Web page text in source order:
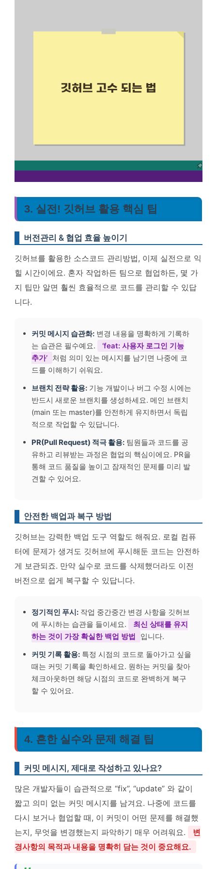
3. 실전! 깃허브 활용 핵심 팁
버전관리 & 협업 효율 높이기
깃허브를 활용한 소스코드 관리방법, 이제 실전으로 익
힐 시간이에요. 혼자 작업하든 팀으로 협업하든, 몇 가
지 팁만 알면 훨씬 효율적으로 코드를 관리할 수 있답
니다.
커밋 메시지 습관화: 변경 내용을 명확하게 기록하
는 습관은 필수예요.
‘feat: 사용자 로그인 기능
추가’ 처럼 의미 있는 메시지를 남기면 나중에 코
드를 이해하기 쉬워요.
브랜치 전략 활용: 기능 개발이나 버그 수정 시에는
반드시 새로운 브랜치를 생성하세요. 메인 브랜치
(main 또는 master)를 안전하게 유지하면서 독립
적으로 작업할 수 있답니다.
PR(Pull Request) 적극 활용: 팀원들과 코드를 공
유하고 리뷰받는 과정은 협업의 핵심이에요. PR을
통해 코드 품질을 높이고 잠재적인 문제를 미리 발
견할 수 있어요.
안전한 백업과 복구 방법
깃허브는 강력한 백업 도구 역할도 해줘요. 로컬 컴퓨
터에 문제가 생겨도 깃허브에 푸시해둔 코드는 안전하
게 보관되죠. 만약 실수로 코드를 삭제했더라도 이전
버전으로 쉽게 복구할 수 있답니다.
정기적인 푸시: 작업 중간중간 변경 사항을 깃허브
에 푸시하는 습관을 들이세요.
최신 상태를 유지
하는 것이 가장 확실한 백업 방법
입니다.
커밋 기록 활용: 특정 시점의 코드로 돌아가고 싶을
때는 커밋 기록을 확인하세요. 원하는 커밋을 찾아
체크아웃하면 해당 시점의 코드로 완벽하게 복구
할 수 있어요.
4. 흔한 실수와 문제 해결 팁
커밋 메시지, 제대로 작성하고 있나요?
많은 개발자들이 습관적으로 “fix”, “update” 와 같이
짧고 의미 없는 커밋 메시지를 남겨요. 나중에 코드를
다시 보거나 협업할 때, 이 커밋이 어떤 문제를 해결했
는지, 무엇을 변경했는지 파악하기 매우 어려워요.
변
경사항의 목적과 내용을 명확히 담는 것이 중요해요.